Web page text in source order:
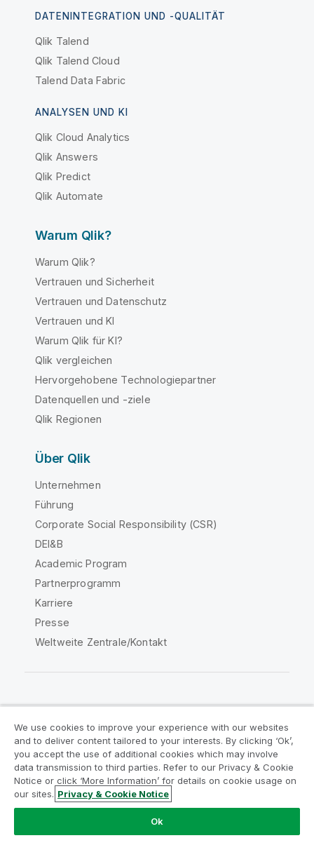
DATENINTEGRATION UND -QUALITÄT
Qlik Talend
Qlik Talend Cloud
Talend Data Fabric
ANALYSEN UND KI
Qlik Cloud Analytics
Qlik Answers
Qlik Predict
Qlik Automate
Warum Qlik?
Warum Qlik?
Vertrauen und Sicherheit
Vertrauen und Datenschutz
Vertrauen und KI
Warum Qlik für KI?
Qlik vergleichen
Hervorgehobene Technologiepartner
Datenquellen und -ziele
Qlik Regionen
Über Qlik
Unternehmen
Führung
Corporate Social Responsibility (CSR)
DEI&B
Academic Program
Partnerprogramm
Karriere
Presse
Weltweite Zentrale/Kontakt
Rechtliche Vereinbarungen
Produktbedingungen
Legal Policies
Legal Policies
Benutzungsbedingungen
Marken
Do Not Share My Info
Copyright © 1993-2026 QlikTech International AB. Alle
We use cookies to improve your experience with our websites
and to deliver content tailored to your interests. By clicking ‘Ok’,
you accept the use of additional cookies which may involve
data transmission to third parties. Refer to our Privacy & Cookie
Notice or click ‘More Information’ for details on cookie usage on
our sites. Privacy & Cookie Notice
Ok